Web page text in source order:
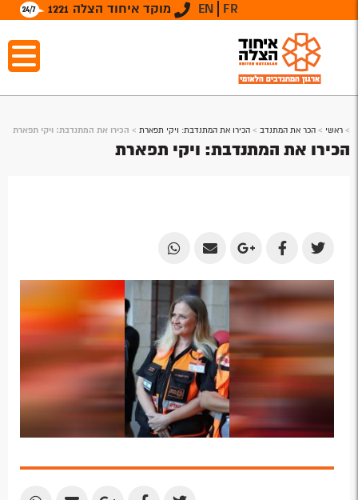
מוקד איחוד הצלה 1221 EN FR
> ראשי > הכר את המתנדב > הכירו את המתנדבת: ויקי תפארת > הכירו את המתנדבת: ויקי תפארת
הכירו את המתנדבת: ויקי תפארת
Share
on
Twitter
Share
on
Facebook
Share
on
Google
Share
by
Email
Share
by
Email